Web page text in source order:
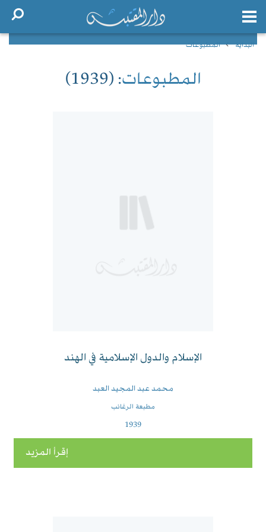
البداية المطبوعات
المطبوعات: (1939)
الإسلام والدول الإسلامية في الهند
محمد عبد المجيد العبد
مطبعة الرغائب
1939
إقرأ المزيد